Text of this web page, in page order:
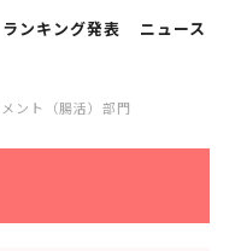
ランキング発表 ニュース
ント（腸活）部門